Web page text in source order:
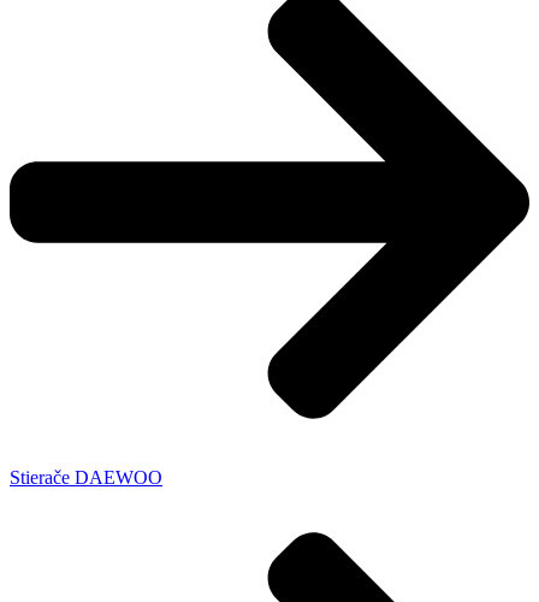
Stierače DAEWOO